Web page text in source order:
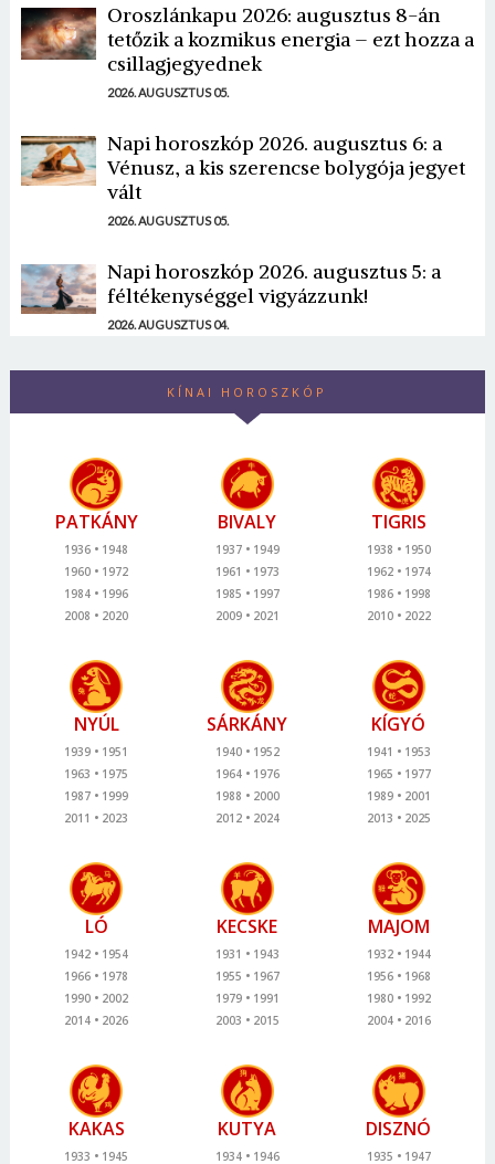
Oroszlánkapu 2026: augusztus 8-án
tetőzik a kozmikus energia – ezt hozza a
csillagjegyednek
2026. AUGUSZTUS 05.
Napi horoszkóp 2026. augusztus 6: a
Vénusz, a kis szerencse bolygója jegyet
vált
2026. AUGUSZTUS 05.
Napi horoszkóp 2026. augusztus 5: a
féltékenységgel vigyázzunk!
2026. AUGUSZTUS 04.
KÍNAI HOROSZKÓP
PATKÁNY
1936
1948
1960
1972
1984
1996
2008
2020
BIVALY
1937
1949
1961
1973
1985
1997
2009
2021
TIGRIS
1938
1950
1962
1974
1986
1998
2010
2022
NYÚL
1939
1951
1963
1975
1987
1999
2011
2023
SÁRKÁNY
1940
1952
1964
1976
1988
2000
2012
2024
KÍGYÓ
1941
1953
1965
1977
1989
2001
2013
2025
LÓ
1942
1954
1966
1978
1990
2002
2014
2026
KECSKE
1931
1943
1955
1967
1979
1991
2003
2015
MAJOM
1932
1944
1956
1968
1980
1992
2004
2016
KAKAS
1933 1945
KUTYA
1934 1946
DISZNÓ
1935 1947